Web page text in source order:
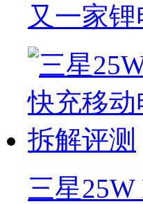
又一家
三星